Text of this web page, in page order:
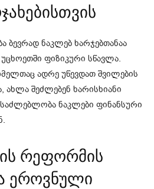
ბევრად ნაკლებ ხარჯებთანაა
ფიზიკური სწავლა.
ადრე უწევდათ შვილების
ახლა შეძლებენ ხარისხიანი
ნაკლები ფინანსური
რეფორმის
ეროვნული